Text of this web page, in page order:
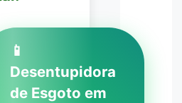
📱
Desentupidora
de Esgoto em